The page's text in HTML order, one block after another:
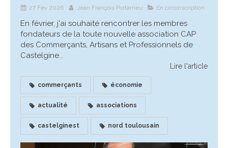
27 Fév 2026 Jean François Portarrieu En circonscription
En février, j'ai souhaité rencontrer les membres
fondateurs de la toute nouvelle association CAP
des Commerçants, Artisans et Professionnels de
Castelgine...
Lire l'article
commerçants économie
actualité associations
castelginest nord toulousain